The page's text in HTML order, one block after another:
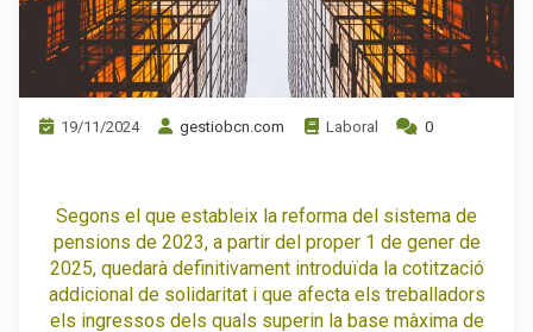
19/11/2024 gestiobcn.com Laboral 0
Segons el que estableix la reforma del sistema de
pensions de 2023, a partir del proper 1 de gener de
2025, quedarà definitivament introduïda la cotització
addicional de solidaritat i que afecta els treballadors
els ingressos dels quals superin la base màxima de